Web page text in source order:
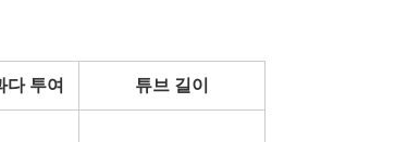
다 투여 튜브 길이